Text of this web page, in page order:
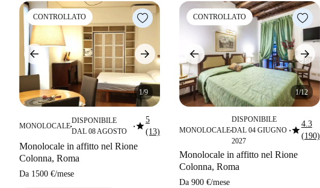
CONTROLLATO
1/9
MONOLOCALE■
DISPONIBILE
DAL 08 AGOSTO
■star5
(13)
Monolocale in affitto nel Rione
Colonna, Roma
Da 1500 €/mese
CONTROLLATO
1/12
MONOLOCALE■
DISPONIBILE
DAL 04 GIUGNO
2027
■star4.3
(190)
Monolocale in affitto nel Rione
Colonna, Roma
Da 900 €/mese